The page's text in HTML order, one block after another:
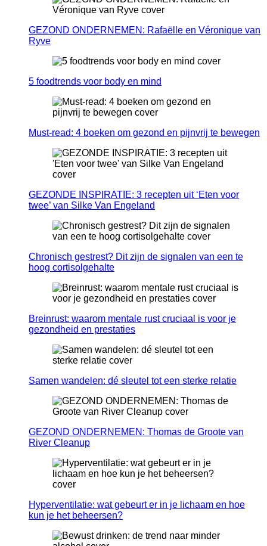
GEZOND ONDERNEMEN: Rafaëlle en Véronique van
Ryve
5 foodtrends voor body en mind
Must-read: 4 boeken om gezond en pijnvrij te bewegen
GEZONDE INSPIRATIE: 3 recepten uit ‘Eten voor
twee’ van Silke Van Engeland
Chronisch gestrest? Dit zijn de signalen van een te
hoog cortisolgehalte
Breinrust: waarom mentale rust cruciaal is voor je
gezondheid en prestaties
Samen wandelen: dé sleutel tot een sterke relatie
GEZOND ONDERNEMEN: Thomas de Groote van
River Cleanup
Hyperventilatie: wat gebeurt er in je lichaam en hoe
kun je het beheersen?